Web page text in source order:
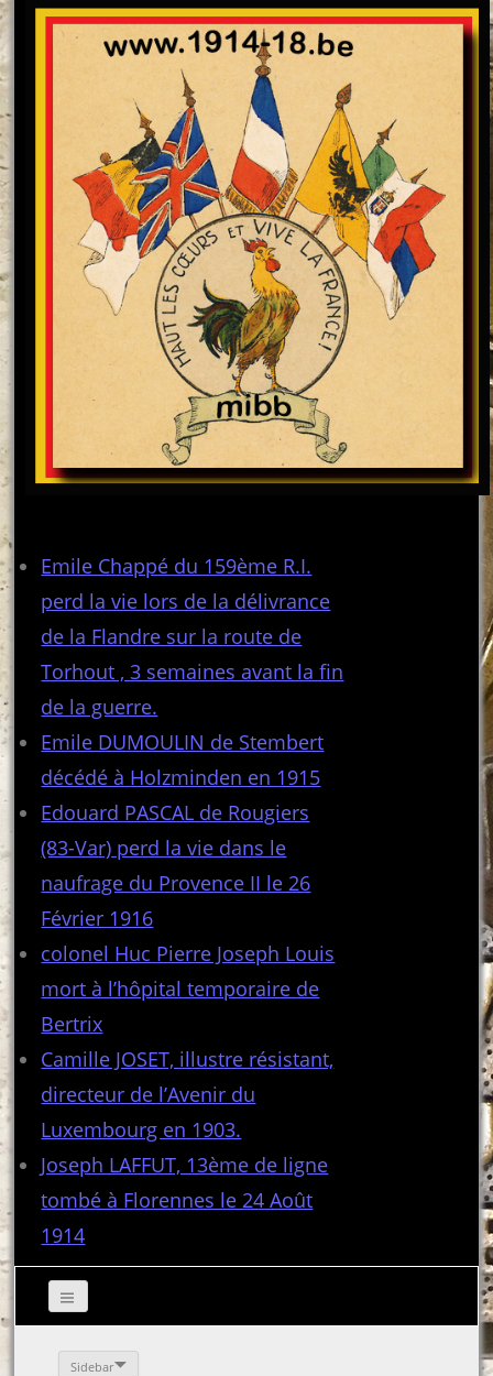
Emile Chappé du 159ème R.I.
perd la vie lors de la délivrance
de la Flandre sur la route de
Torhout , 3 semaines avant la fin
de la guerre.
Emile DUMOULIN de Stembert
décédé à Holzminden en 1915
Edouard PASCAL de Rougiers
(83-Var) perd la vie dans le
naufrage du Provence II le 26
Février 1916
colonel Huc Pierre Joseph Louis
mort à l’hôpital temporaire de
Bertrix
Camille JOSET, illustre résistant,
directeur de l’Avenir du
Luxembourg en 1903.
Joseph LAFFUT, 13ème de ligne
tombé à Florennes le 24 Août
1914
Sidebar